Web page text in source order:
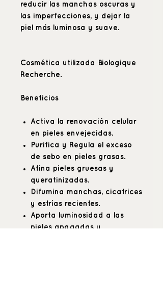
reducir las manchas oscuras y
las imperfecciones, y dejar la
piel más luminosa y suave.
Cosmética utilizada Biologique
Recherche.
Beneficios
Activa la renovación celular
en pieles envejecidas.
Purifica y Regula el exceso
de sebo en pieles grasas.
Afina pieles gruesas y
queratinizadas.
Difumina manchas, cicatrices
y estrías recientes.
Aporta luminosidad a las
pieles apagadas y